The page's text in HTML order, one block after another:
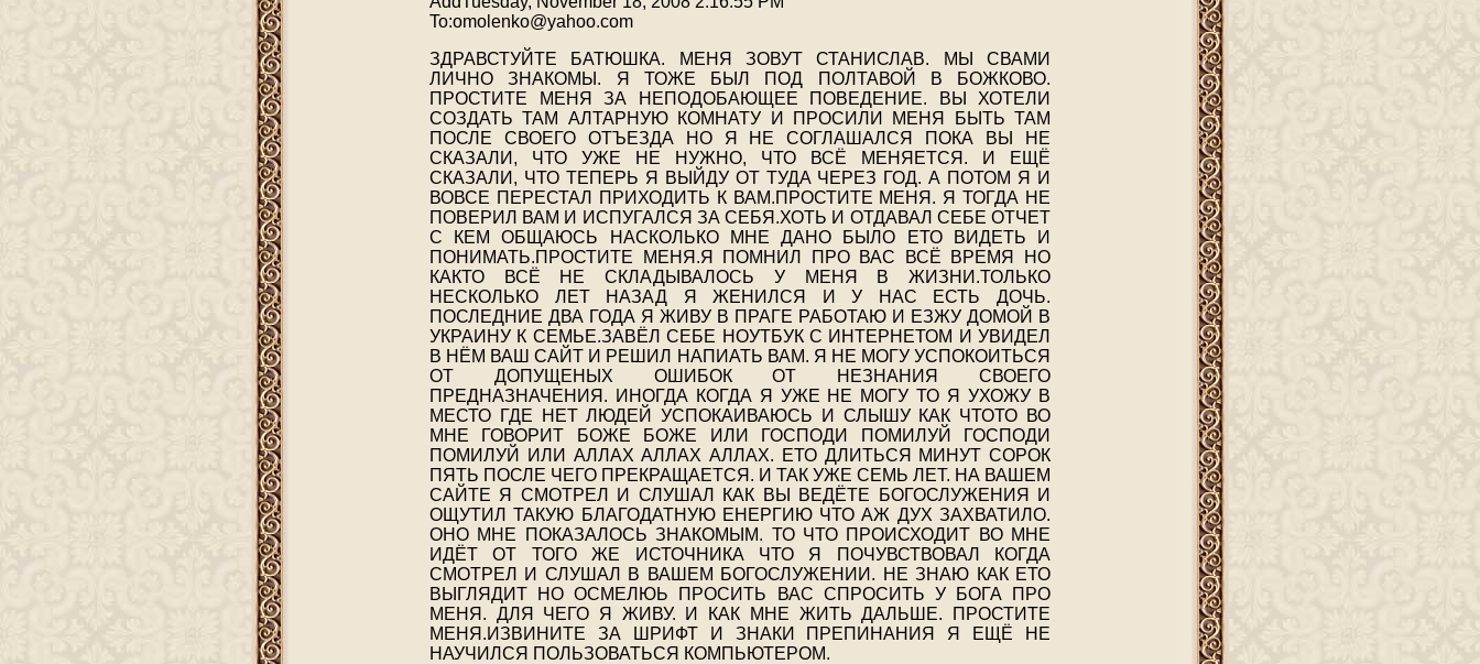
To:omolenko@yahoo.com
ЗДРАВСТУЙТЕ БАТЮШКА. МЕНЯ ЗОВУТ СТАНИСЛАВ. МЫ СВАМИ
ЛИЧНО ЗНАКОМЫ. Я ТОЖЕ БЫЛ ПОД ПОЛТАВОЙ В БОЖКОВО.
ПРОСТИТЕ МЕНЯ ЗА НЕПОДОБАЮЩЕЕ ПОВЕДЕНИЕ. ВЫ ХОТЕЛИ
СОЗДАТЬ ТАМ АЛТАРНУЮ КОМНАТУ И ПРОСИЛИ МЕНЯ БЫТЬ ТАМ
ПОСЛЕ СВОЕГО ОТЪЕЗДА НО Я НЕ СОГЛАШАЛСЯ ПОКА ВЫ НЕ
СКАЗАЛИ, ЧТО УЖЕ НЕ НУЖНО, ЧТО ВСЁ МЕНЯЕТСЯ. И ЕЩЁ
СКАЗАЛИ, ЧТО ТЕПЕРЬ Я ВЫЙДУ ОТ ТУДА ЧЕРЕЗ ГОД. А ПОТОМ Я И
ВОВСЕ ПЕРЕСТАЛ ПРИХОДИТЬ К ВАМ.ПРОСТИТЕ МЕНЯ. Я ТОГДА НЕ
ПОВЕРИЛ ВАМ И ИСПУГАЛСЯ ЗА СЕБЯ.ХОТЬ И ОТДАВАЛ СЕБЕ ОТЧЕТ
С КЕМ ОБЩАЮСЬ НАСКОЛЬКО МНЕ ДАНО БЫЛО ЕТО ВИДЕТЬ И
ПОНИМАТЬ.ПРОСТИТЕ МЕНЯ.Я ПОМНИЛ ПРО ВАС ВСЁ ВРЕМЯ НО
КАКТО ВСЁ НЕ СКЛАДЫВАЛОСЬ У МЕНЯ В ЖИЗНИ.ТОЛЬКО
НЕСКОЛЬКО ЛЕТ НАЗАД Я ЖЕНИЛСЯ И У НАС ЕСТЬ ДОЧЬ.
ПОСЛЕДНИЕ ДВА ГОДА Я ЖИВУ В ПРАГЕ РАБОТАЮ И ЕЗЖУ ДОМОЙ В
УКРАИНУ К СЕМЬЕ.ЗАВЁЛ СЕБЕ НОУТБУК С ИНТЕРНЕТОМ И УВИДЕЛ
В НЁМ ВАШ САЙТ И РЕШИЛ НАПИАТЬ ВАМ. Я НЕ МОГУ УСПОКОИТЬСЯ
ОТ ДОПУЩЕНЫХ ОШИБОК ОТ НЕЗНАНИЯ СВОЕГО
ПРЕДНАЗНАЧЕНИЯ. ИНОГДА КОГДА Я УЖЕ НЕ МОГУ ТО Я УХОЖУ В
МЕСТО ГДЕ НЕТ ЛЮДЕЙ УСПОКАИВАЮСЬ И СЛЫШУ КАК ЧТОТО ВО
МНЕ ГОВОРИТ БОЖЕ БОЖЕ ИЛИ ГОСПОДИ ПОМИЛУЙ ГОСПОДИ
ПОМИЛУЙ ИЛИ АЛЛАХ АЛЛАХ АЛЛАХ. ЕТО ДЛИТЬСЯ МИНУТ СОРОК
ПЯТЬ ПОСЛЕ ЧЕГО ПРЕКРАЩАЕТСЯ. И ТАК УЖЕ СЕМЬ ЛЕТ. НА ВАШЕМ
САЙТЕ Я СМОТРЕЛ И СЛУШАЛ КАК ВЫ ВЕДЁТЕ БОГОСЛУЖЕНИЯ И
ОЩУТИЛ ТАКУЮ БЛАГОДАТНУЮ ЕНЕРГИЮ ЧТО АЖ ДУХ ЗАХВАТИЛО.
ОНО МНЕ ПОКАЗАЛОСЬ ЗНАКОМЫМ. ТО ЧТО ПРОИСХОДИТ ВО МНЕ
ИДЁТ ОТ ТОГО ЖЕ ИСТОЧНИКА ЧТО Я ПОЧУВСТВОВАЛ КОГДА
СМОТРЕЛ И СЛУШАЛ В ВАШЕМ БОГОСЛУЖЕНИИ. НЕ ЗНАЮ КАК ЕТО
ВЫГЛЯДИТ НО ОСМЕЛЮЬ ПРОСИТЬ ВАС СПРОСИТЬ У БОГА ПРО
МЕНЯ. ДЛЯ ЧЕГО Я ЖИВУ. И КАК МНЕ ЖИТЬ ДАЛЬШЕ. ПРОСТИТЕ
МЕНЯ.ИЗВИНИТЕ ЗА ШРИФТ И ЗНАКИ ПРЕПИНАНИЯ Я ЕЩЁ НЕ
НАУЧИЛСЯ ПОЛЬЗОВАТЬСЯ КОМПЬЮТЕРОМ.